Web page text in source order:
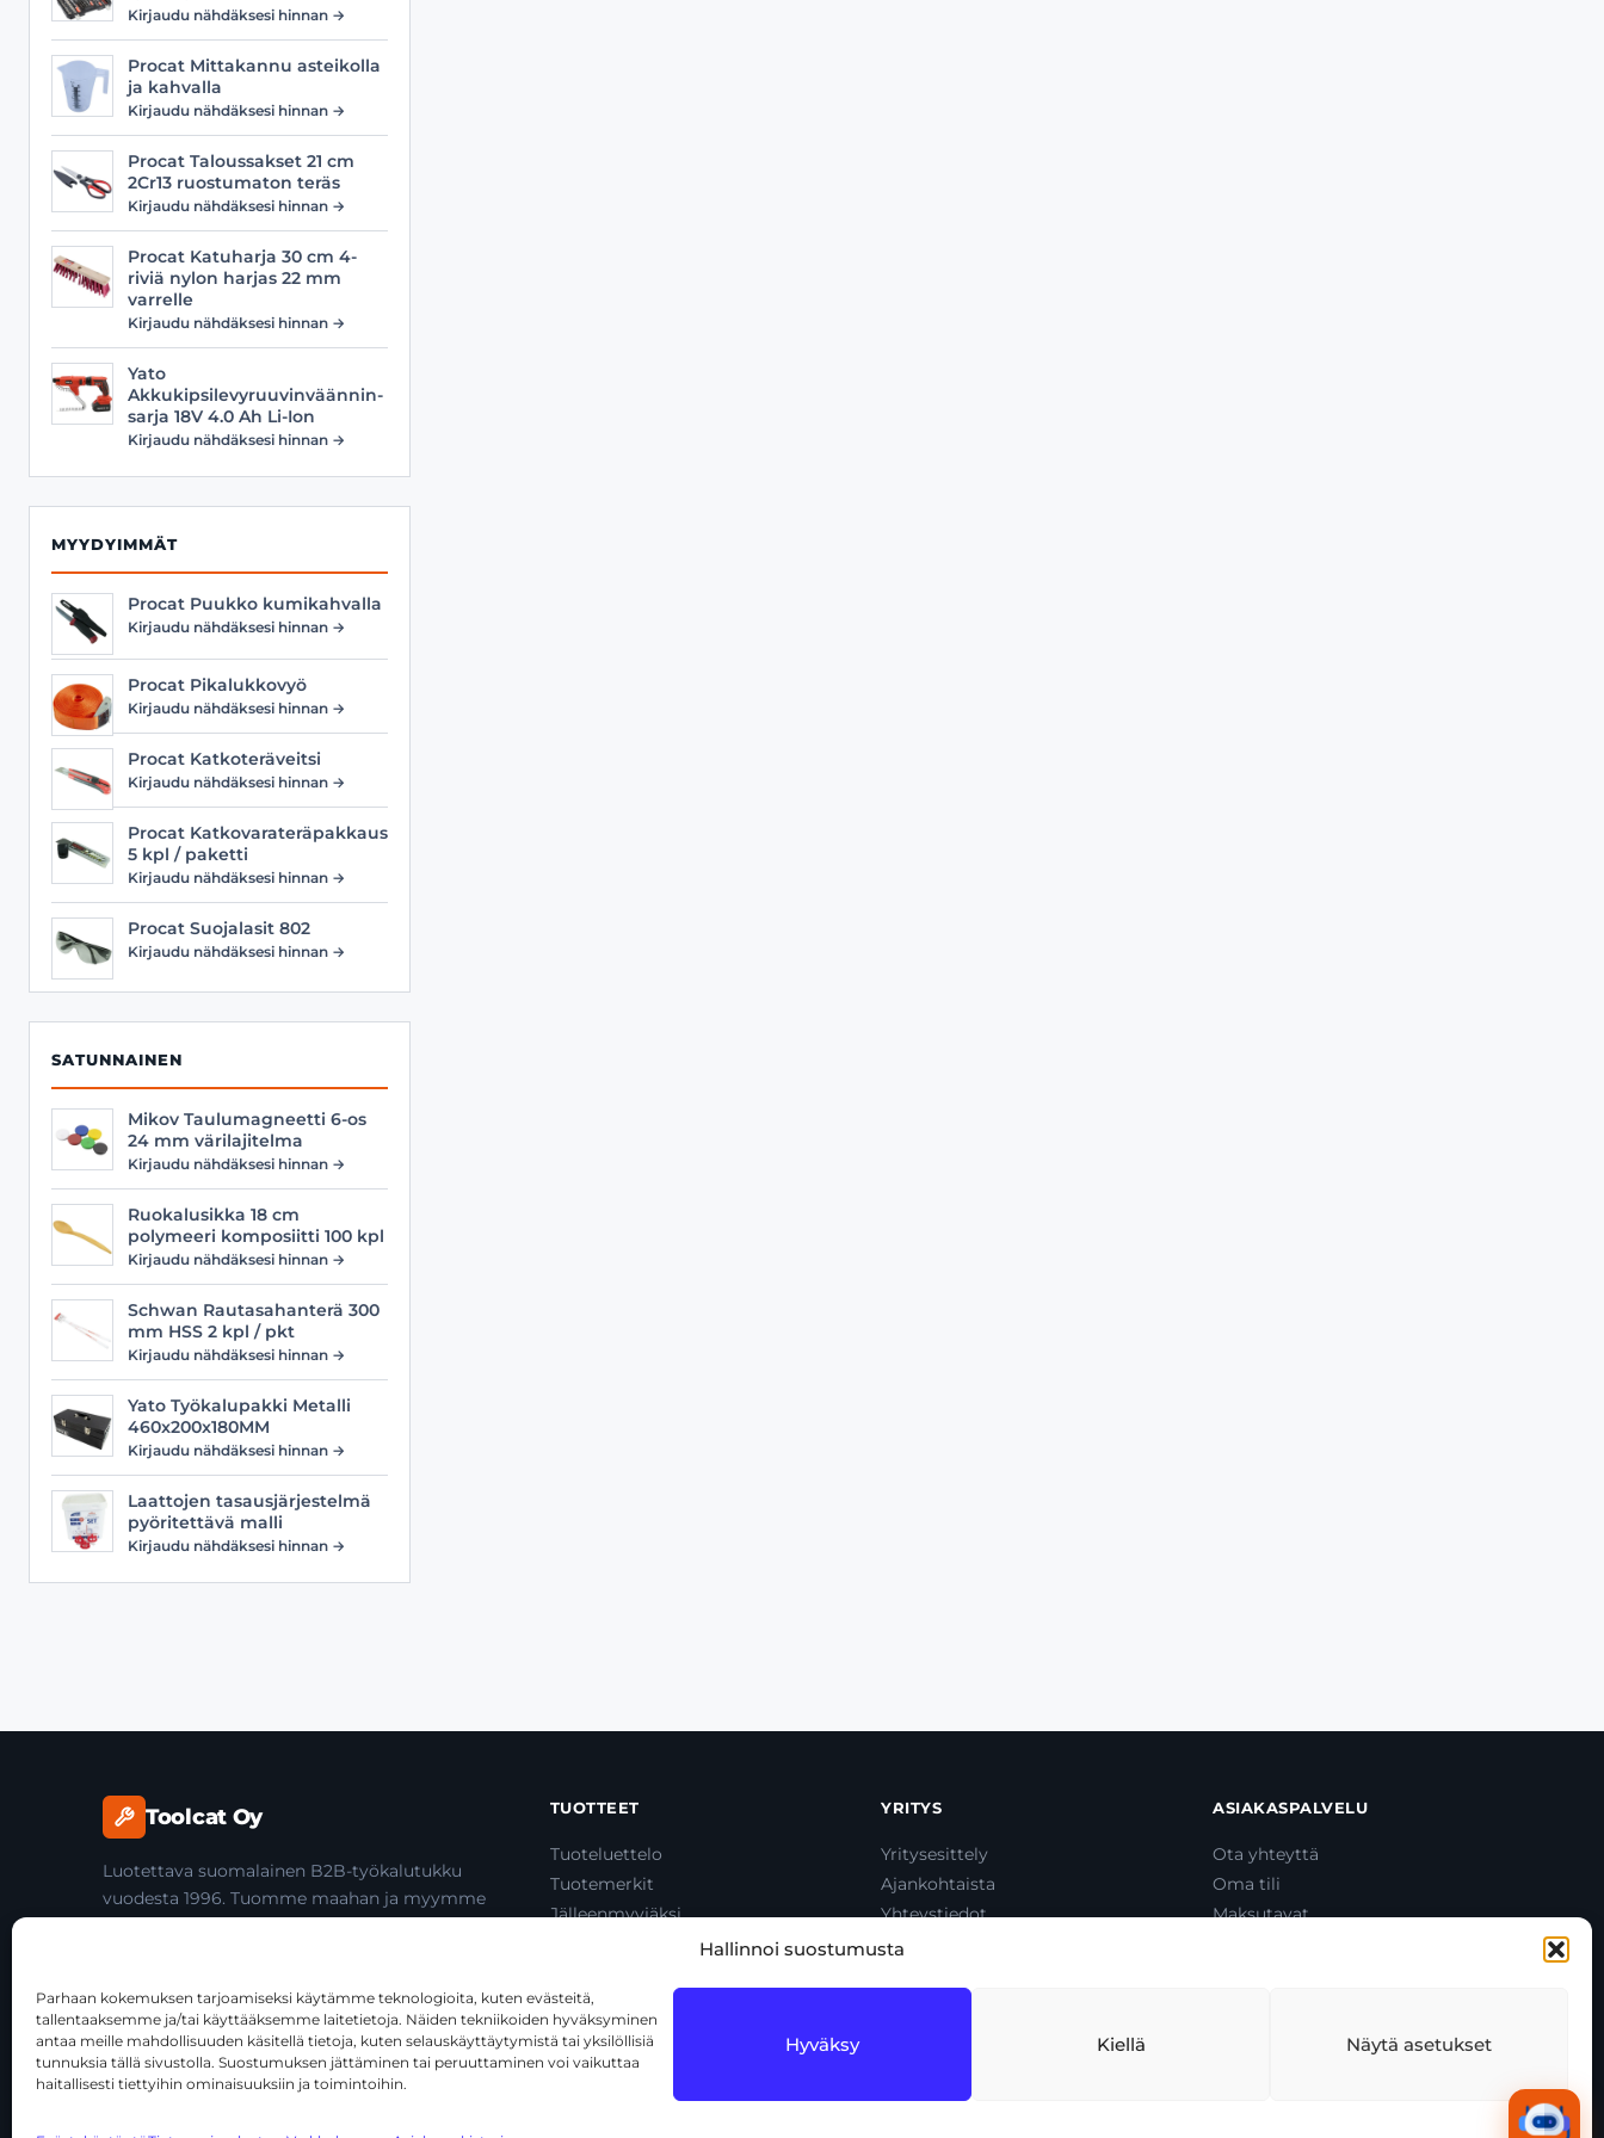
Hallinnoi suostumusta
Parhaan kokemuksen tarjoamiseksi käytämme teknologioita, kuten evästeitä,
tallentaaksemme ja/tai käyttääksemme laitetietoja. Näiden tekniikoiden hyväksyminen
antaa meille mahdollisuuden käsitellä tietoja, kuten selauskäyttäytymistä tai yksilöllisiä
tunnuksia tällä sivustolla. Suostumuksen jättäminen tai peruuttaminen voi vaikuttaa
haitallisesti tiettyihin ominaisuuksiin ja toimintoihin.
Hyväksy Kiellä Näytä asetukset
Vyöt
Kirjaudu nähdäksesi hinnan →
Procat Mittakannu asteikolla
ja kahvalla
Kirjaudu nähdäksesi hinnan →
Procat Taloussakset 21 cm
2Cr13 ruostumaton teräs
Kirjaudu nähdäksesi hinnan →
Procat Katuharja 30 cm 4-
riviä nylon harjas 22 mm
varrelle
Kirjaudu nähdäksesi hinnan →
Yato
Akkukipsilevyruuvinväännin-
sarja 18V 4.0 Ah Li-Ion
Kirjaudu nähdäksesi hinnan →
MYYDYIMMÄT
Procat Puukko kumikahvalla
Kirjaudu nähdäksesi hinnan →
Procat Pikalukkovyö
Kirjaudu nähdäksesi hinnan →
Procat Katkoteräveitsi
Kirjaudu nähdäksesi hinnan →
Procat Katkovarateräpakkaus
5 kpl / paketti
Kirjaudu nähdäksesi hinnan →
Procat Suojalasit 802
Kirjaudu nähdäksesi hinnan →
SATUNNAINEN
Mikov Taulumagneetti 6-os
24 mm värilajitelma
Kirjaudu nähdäksesi hinnan →
Ruokalusikka 18 cm
polymeeri komposiitti 100 kpl
Kirjaudu nähdäksesi hinnan →
Schwan Rautasahanterä 300
mm HSS 2 kpl / pkt
Kirjaudu nähdäksesi hinnan →
Yato Työkalupakki Metalli
460x200x180MM
Kirjaudu nähdäksesi hinnan →
Laattojen tasausjärjestelmä
pyöritettävä malli
Kirjaudu nähdäksesi hinnan →
Toolcat Oy
Luotettava suomalainen B2B-työkalutukku
vuodesta 1996. Tuomme maahan ja myymme
TUOTTEET
Tuoteluettelo
Tuotemerkit
Jälleenmyyjäksi
YRITYS
Yritysesittely
Ajankohtaista
Yhteystiedot
ASIAKASPALVELU
Ota yhteyttä
Oma tili
Maksutavat
asiakaspalvelu@toolcat.fi